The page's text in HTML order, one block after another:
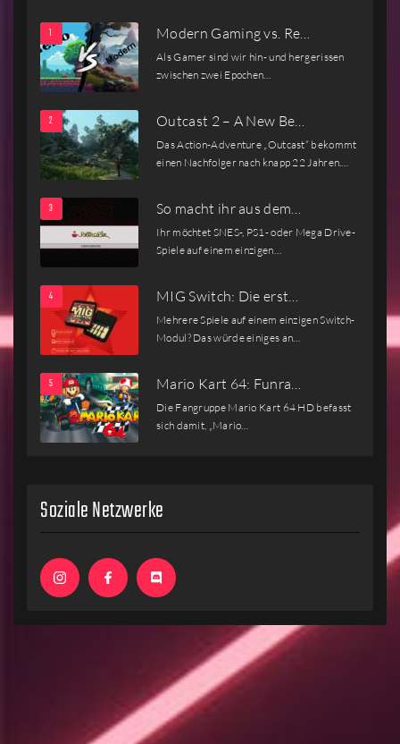
Modern Gaming vs. Re…
Als Gamer sind wir hin- und hergerissen
zwischen zwei Epochen…
Outcast 2 – A New Be…
Das Action-Adventure „Outcast“ bekommt
einen Nachfolger nach knapp 22 Jahren.…
So macht ihr aus dem…
Ihr möchtet SNES-, PS1- oder Mega Drive-
Spiele auf einem einzigen…
MIG Switch: Die erst…
Mehrere Spiele auf einem einzigen Switch-
Modul? Das würde einiges an…
Mario Kart 64: Funra…
Die Fangruppe Mario Kart 64 HD befasst
sich damit, „Mario…
Soziale Netzwerke